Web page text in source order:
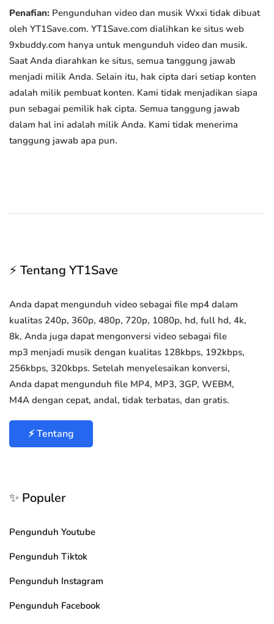
Penafian: Pengunduhan video dan musik Wxxi tidak dibuat
oleh YT1Save.com. YT1Save.com dialihkan ke situs web
9xbuddy.com hanya untuk mengunduh video dan musik.
Saat Anda diarahkan ke situs, semua tanggung jawab
menjadi milik Anda. Selain itu, hak cipta dari setiap konten
adalah milik pembuat konten. Kami tidak menjadikan siapa
pun sebagai pemilik hak cipta. Semua tanggung jawab
dalam hal ini adalah milik Anda. Kami tidak menerima
tanggung jawab apa pun.
⚡ Tentang YT1Save
Anda dapat mengunduh video sebagai file mp4 dalam
kualitas 240p, 360p, 480p, 720p, 1080p, hd, full hd, 4k,
8k, Anda juga dapat mengonversi video sebagai file
mp3 menjadi musik dengan kualitas 128kbps, 192kbps,
256kbps, 320kbps. Setelah menyelesaikan konversi,
Anda dapat mengunduh file MP4, MP3, 3GP, WEBM,
M4A dengan cepat, andal, tidak terbatas, dan gratis.
⚡ Tentang
✨ Populer
Pengunduh Youtube
Pengunduh Tiktok
Pengunduh Instagram
Pengunduh Facebook